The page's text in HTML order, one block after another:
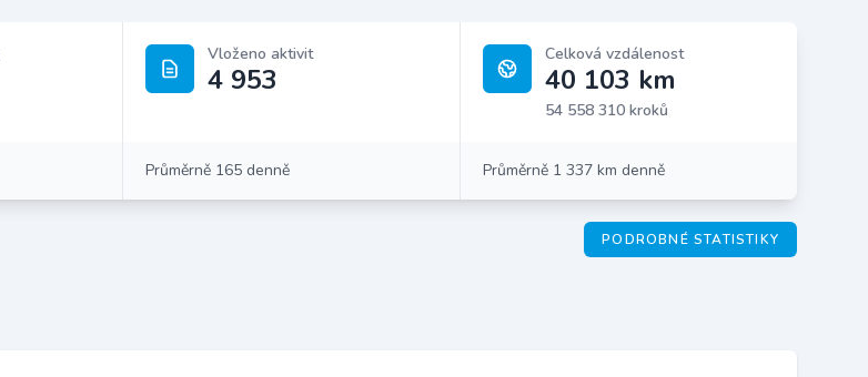
Vloženo aktivit
4 953
Průměrně 165 denně
Celková vzdálenost
40 103 km
54 558 310 kroků
Průměrně 1 337 km denně
PODROBNÉ STATISTIKY